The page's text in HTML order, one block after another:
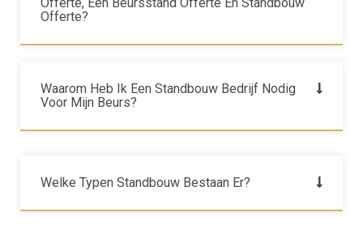
Offerte?
Waarom Heb Ik Een Standbouw Bedrijf Nodig
Voor Mijn Beurs?
Welke Typen Standbouw Bestaan Er?